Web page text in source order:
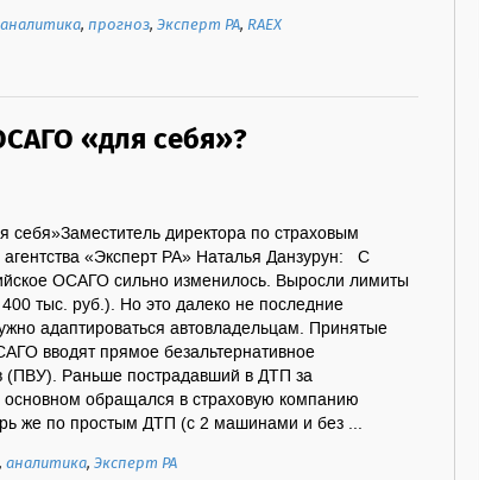
аналитика,прогноз,Эксперт РА, RAEX
«для себя»?
директора по страховым
агентства «Эксперт РА» Наталья Данзурун: С
ОСАГО сильно изменилось. Выросли лимиты
тыс. руб.). Но это далеко не последние
адаптироваться автовладельцам. Принятые
вводят прямое безальтернативное
(ПВУ). Раньше пострадавший в ДТП за
обращался в страховую компанию
же по простым ДТП (с 2 машинами и без ...
,аналитика,Эксперт РА